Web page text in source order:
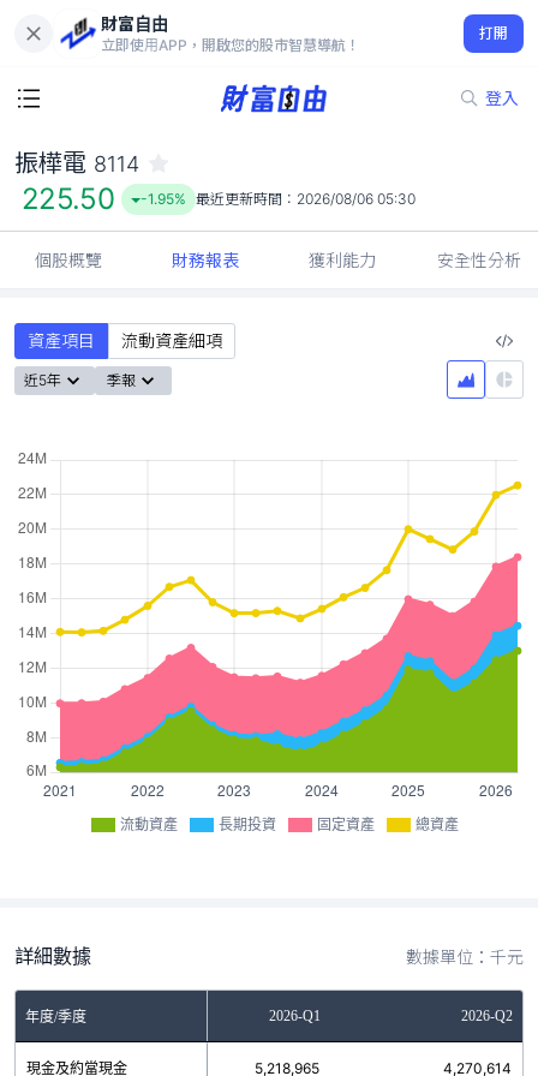
財富自由
立即使用APP，開啟您的股市智慧導航！
打開
登入
225.50
-1.95%
振樺電 8114
225.50 -1.95% 最近更新時間： 2026/08/06 05:30
個股概覽 財務報表 獲利能力 安全性分析
資產項目 流動資產細項
近5年 季報
流動資產 長期投資 固定資產 總資產
詳細數據 數據單位：千元
年度/季度2025-Q4 2026-Q1 2026-Q2
現金及約當現金
5,752,224 5,218,965 4,270,614